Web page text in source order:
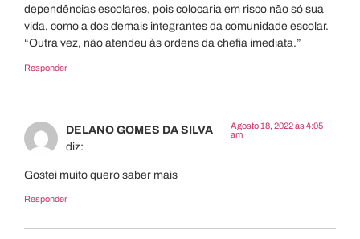
dependências escolares, pois colocaria em risco não só sua
vida, como a dos demais integrantes da comunidade escolar.
“Outra vez, não atendeu às ordens da chefia imediata.”
Responder
DELANO GOMES DA SILVA
diz:
Agosto 18, 2022 às 4:05
am
Gostei muito quero saber mais
Responder